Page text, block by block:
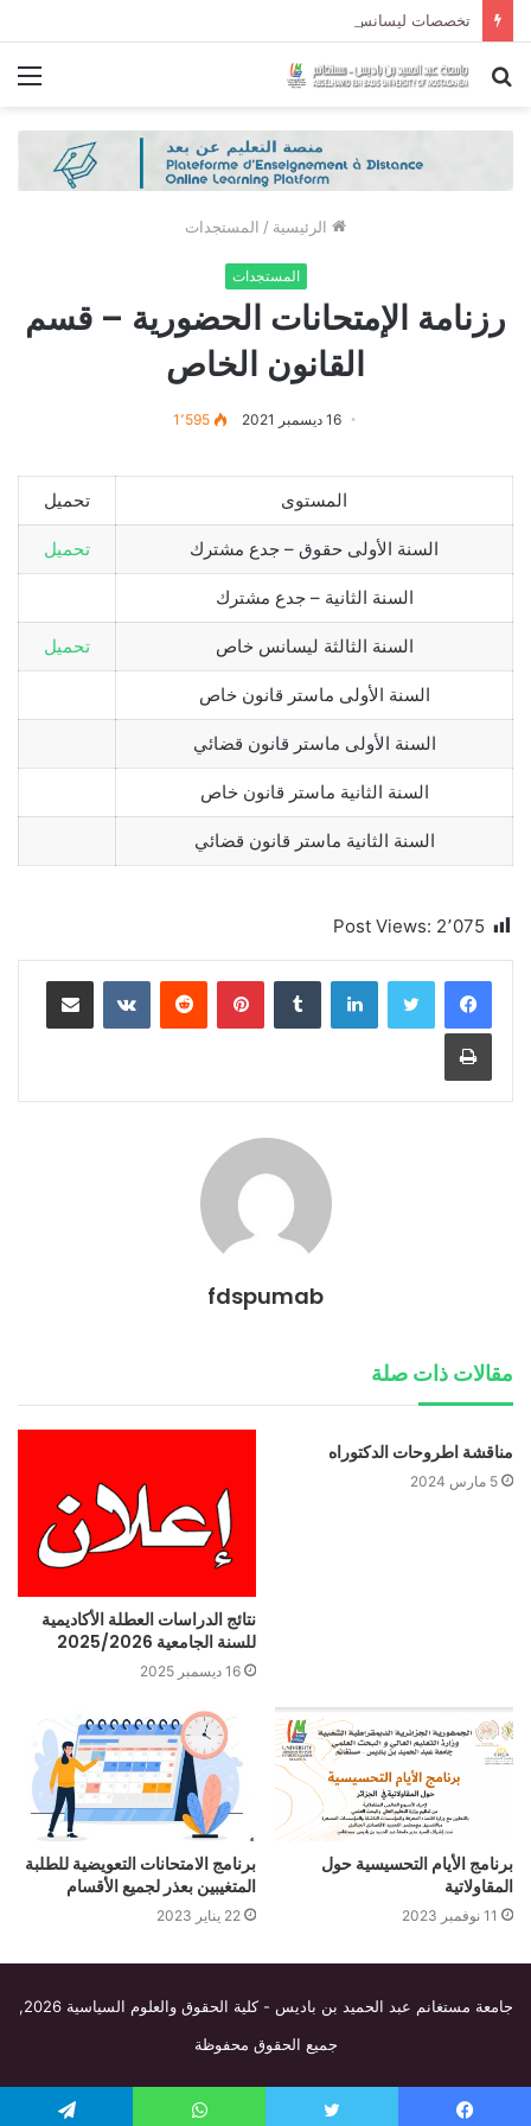
بحث
الرئيسية / المستجدات
المستجدات
رزنامة الإمتحانات الحضورية – قسم
القانون الخاص
16 ديسمبر 2021 1٬595
المستوى تحميل
السنة الأولى حقوق – جدع مشترك تحميل
السنة الثانية – جدع مشترك
السنة الثالثة ليسانس خاص تحميل
السنة الأولى ماستر قانون خاص
السنة الأولى ماستر قانون قضائي
السنة الثانية ماستر قانون خاص
السنة الثانية ماستر قانون قضائي
Post Views: 2٬075
لينكدإن بينتيريست مشاركة عبر البريد
طباعة
fdspumab
مقالات ذات صلة
مناقشة اطروحات الدكتوراه
5 مارس 2024
نتائج الدراسات العطلة الأكاديمية
للسنة الجامعية 2025/2026
16 ديسمبر 2025
برنامج الأيام التحسيسية حول
المقاولاتية
11 نوفمبر 2023
برنامج الامتحانات التعويضية للطلبة
المتغيبين بعذر لجميع الأقسام‎‎
22 يناير 2023
جامعة مستغانم عبد الحميد بن باديس - كلية الحقوق والعلوم السياسية
2026,
جميع الحقوق محفوظة